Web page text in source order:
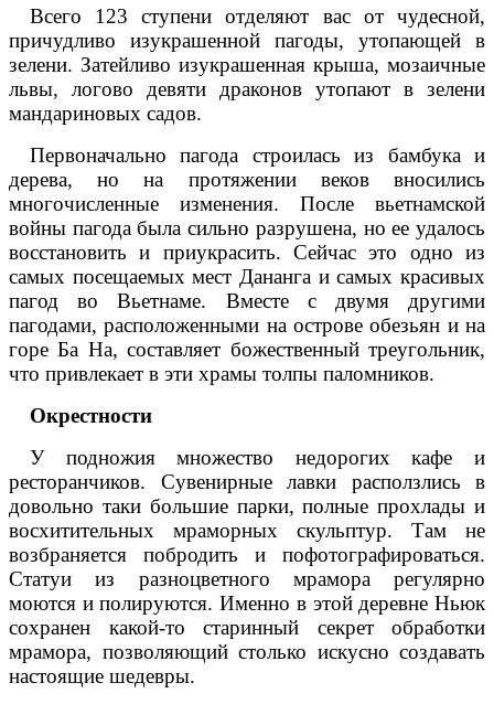
Всего 123 ступени отделяют вас от чудесной,
причудливо изукрашенной пагоды, утопающей в
зелени. Затейливо изукрашенная крыша, мозаичные
львы, логово девяти драконов утопают в зелени
мандариновых садов.
Первоначально пагода строилась из бамбука и
дерева, но на протяжении веков вносились
многочисленные изменения. После вьетнамской
войны пагода была сильно разрушена, но ее удалось
восстановить и приукрасить. Сейчас это одно из
самых посещаемых мест Дананга и самых красивых
пагод во Вьетнаме. Вместе с двумя другими
пагодами, расположенными на острове обезьян и на
горе Ба На, составляет божественный треугольник,
что привлекает в эти храмы толпы паломников.
Окрестности
У подножия множество недорогих кафе и
ресторанчиков. Сувенирные лавки расползлись в
довольно таки большие парки, полные прохлады и
восхитительных мраморных скульптур. Там не
возбраняется побродить и пофотографироваться.
Статуи из разноцветного мрамора регулярно
моются и полируются. Именно в этой деревне Ньюк
сохранен какой-то старинный секрет обработки
мрамора, позволяющий столько искусно создавать
настоящие шедевры.